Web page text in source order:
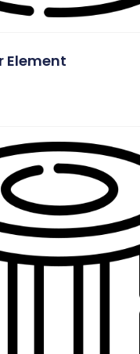
Element